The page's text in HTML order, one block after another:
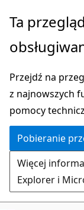
Przejdź
głównej
Ta
Przejdź na
z najnowszych
pomocy
Pobieranie
Więcej
Explorer i